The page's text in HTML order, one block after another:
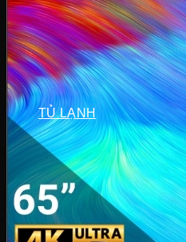
Máy sấy Bosch
Máy sấy Casper
Máy sấy Galanz
Máy sấy Samsung
Máy sấy Whirlpool
Máy sấy Electrolux
TỦ LẠNH
Tủ lạnh LG
Tủ lạnh Aqua
Tủ lạnh Funiki
Tủ lạnh Sharp
Tủ lạnh Casper
Tủ lạnh Hitachi
Tủ lạnh Toshiba